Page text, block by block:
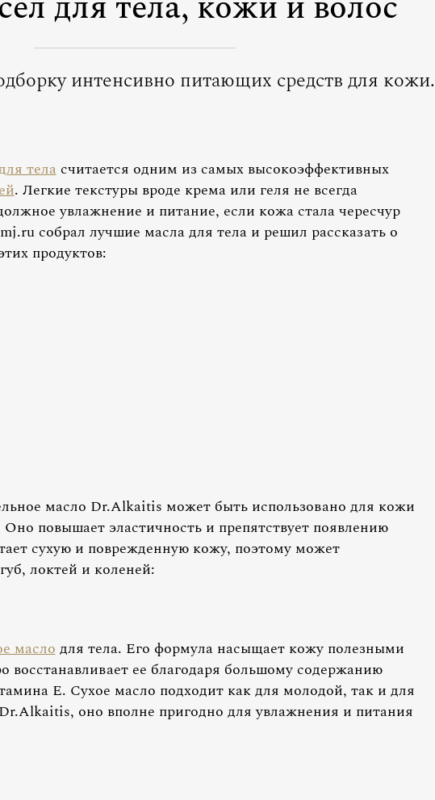
интенсивно питающих средств для кожи.
теласчитается одним из самых высокоэффективных
. Легкие текстуры вроде крема или геля не всегда
увлажнение и питание, если кожа стала чересчур
собрал лучшие масла для тела и решил рассказать о
продуктов:
масло Dr.Alkaitis может быть использовано для кожи
повышает эластичность и препятствует появлению
сухую и поврежденную кожу, поэтому может
локтей и коленей:
маслодля тела. Его формула насыщает кожу полезными
восстанавливает ее благодаря большому содержанию
Е. Сухое масло подходит как для молодой, так и для
оно вполне пригодно для увлажнения и питания